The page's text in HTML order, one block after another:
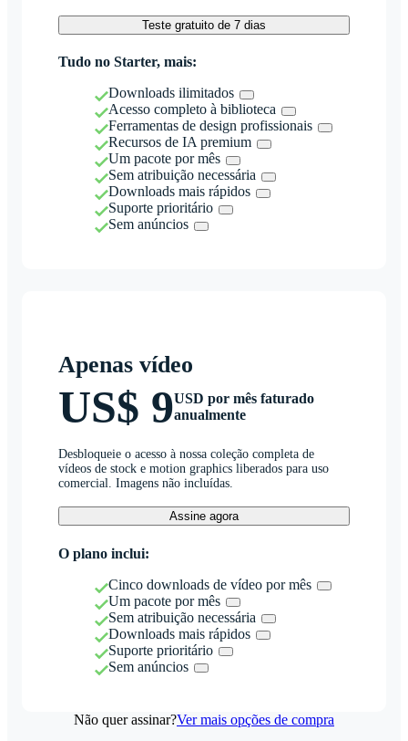
Teste gratuito de 7 dias
Tudo no Starter, mais:
Downloads ilimitados
Acesso completo à biblioteca
Ferramentas de design profissionais
Recursos de IA premium
Um pacote por mês
Sem atribuição necessária
Downloads mais rápidos
Suporte prioritário
Sem anúncios
Apenas vídeo
US$ 9USD por mês faturado
anualmente
Desbloqueie o acesso à nossa coleção completa de
vídeos de stock e motion graphics liberados para uso
comercial. Imagens não incluídas.
Assine agora
O plano inclui:
Cinco downloads de vídeo por mês
Um pacote por mês
Sem atribuição necessária
Downloads mais rápidos
Suporte prioritário
Sem anúncios
Não quer assinar?Ver mais opções de compra